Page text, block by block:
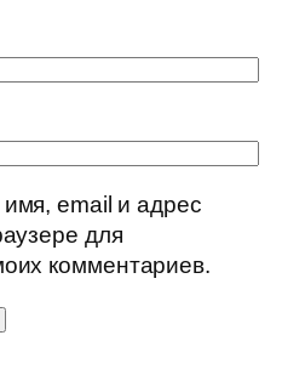
email и адрес
для
комментариев.